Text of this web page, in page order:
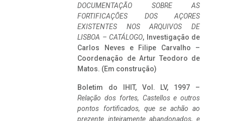
DOCUMENTAÇÃO SOBRE AS
FORTIFICAÇÕES DOS AÇORES
EXISTENTES NOS ARQUIVOS DE
LISBOA – CATÁLOGO, Investigação de
Carlos Neves e Filipe Carvalho –
Coordenação de Artur Teodoro de
Matos. (Em construção)
Boletim do IHIT, Vol. LV, 1997 –
Relação dos fortes, Castellos e outros
pontos fortificados, que se achão ao
prezente inteiramente abandonados, e